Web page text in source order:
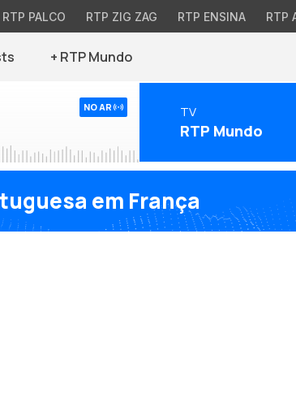
RTP PALCO RTP ZIG ZAG RTP ENSINA RTP
+ RTP Mundo
NO AR TV
RTP Mundo
em França